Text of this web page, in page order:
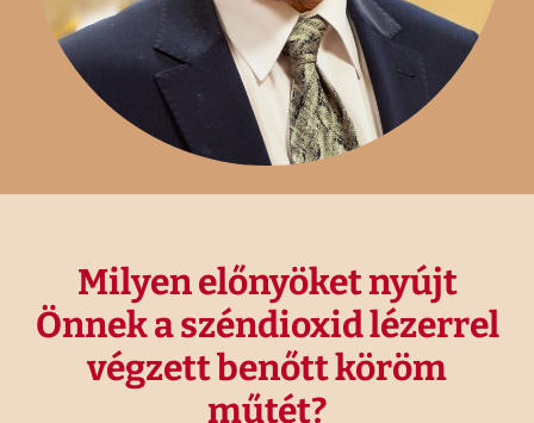
Milyen előnyöket nyújt
Önnek a széndioxid lézerrel
végzett benőtt köröm
műtét?